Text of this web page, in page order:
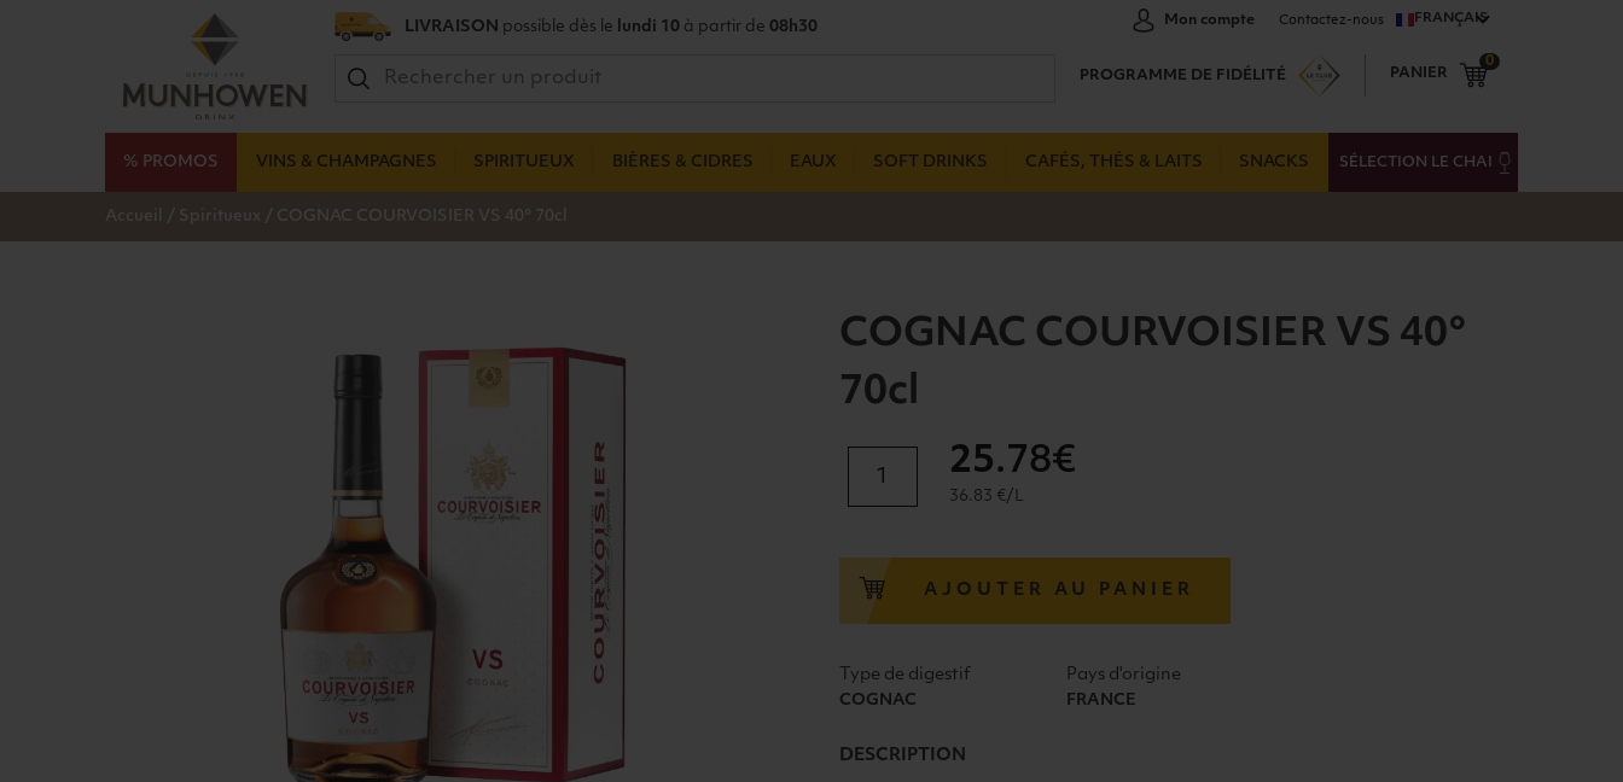
LIVRAISON possible dès le lundi 10 à partir de 08h30 Mon compte Contactez-nous FRANÇAIS
PROGRAMME DE FIDÉLITÉ PANIER
0
% PROMOS VINS & CHAMPAGNES SPIRITUEUX BIÈRES & CIDRES EAUX SOFT DRINKS CAFÉS, THÉS & LAITS SNACKS SÉLECTION LE CHAI
Accueil / Spiritueux / COGNAC COURVOISIER VS 40° 70cl
COGNAC COURVOISIER VS 40°
70cl
VS
40°
25.78€
36.83 €/L
AJOUTER AU PANIER
Type de digestif
COGNAC
Pays d'origine
FRANCE
DESCRIPTION